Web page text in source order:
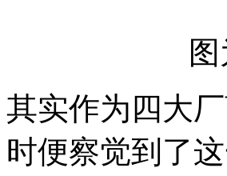
其实作为四大
时便察觉到了